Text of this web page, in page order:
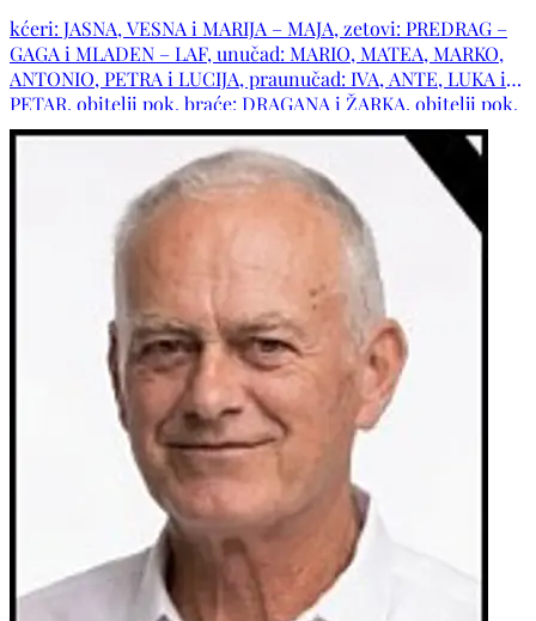
kćeri: JASNA, VESNA i MARIJA – MAJA, zetovi: PREDRAG –
GAGA i MLADEN – LAF, unučad: MARIO, MATEA, MARKO,
ANTONIO, PETRA i LUCIJA, praunučad: IVA, ANTE, LUKA i
PETAR, obitelji pok. braće: DRAGANA i ŽARKA, obitelji pok.
sestara: IVICE i ŽELJKE, djever IVAN s obitelji, obitelj pok.
djevera NIKOLE, zaove: MARA i SLAVA s obiteljima, obitelji:
ZELJKO, PENAVIĆ, ĆORLUKA, BARBARIĆ, KOLOBARIĆ,
ŠARAVANJA, JELIĆ, KARAČIĆ te ostala mnogobrojna
rodbina, kumovi i prijatelji.